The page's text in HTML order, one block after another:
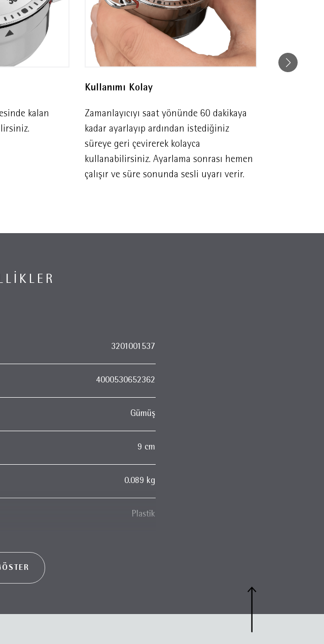
kalan
Kullanımı Kolay
Zamanlayıcıyı saat yönünde 60 dakikaya
kadar ayarlayıp ardından istediğiniz
süreye geri çevirerek kolayca
kullanabilirsiniz. Ayarlama sonrası hemen
çalışır ve süre sonunda sesli uyarı verir.
3201001537
4000530652362
Gümüş
9 cm
0.089 kg
Plastik